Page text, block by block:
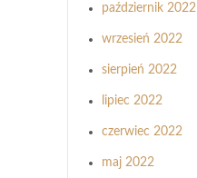
październik 2022
wrzesień 2022
sierpień 2022
lipiec 2022
czerwiec 2022
maj 2022